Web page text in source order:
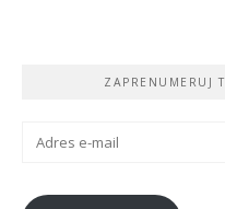
ZAPRENUMERUJ
Adres